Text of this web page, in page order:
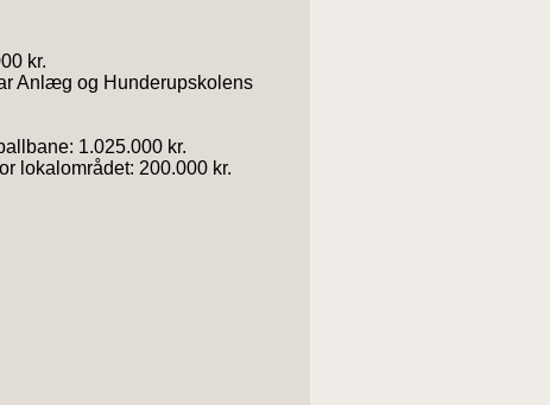
kr.
Anlæg og Hunderupskolens
1.025.000 kr.
lokalområdet: 200.000 kr.